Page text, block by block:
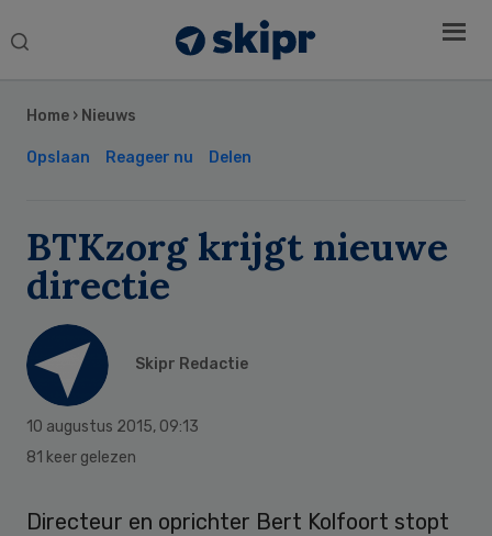
Search
Home › Nieuws
Opslaan Reageer nu Delen
BTKzorg krijgt nieuwe
directie
Skipr Redactie
10 augustus 2015, 09:13
81 keer gelezen
Directeur en oprichter Bert Kolfoort stopt
Sidebar